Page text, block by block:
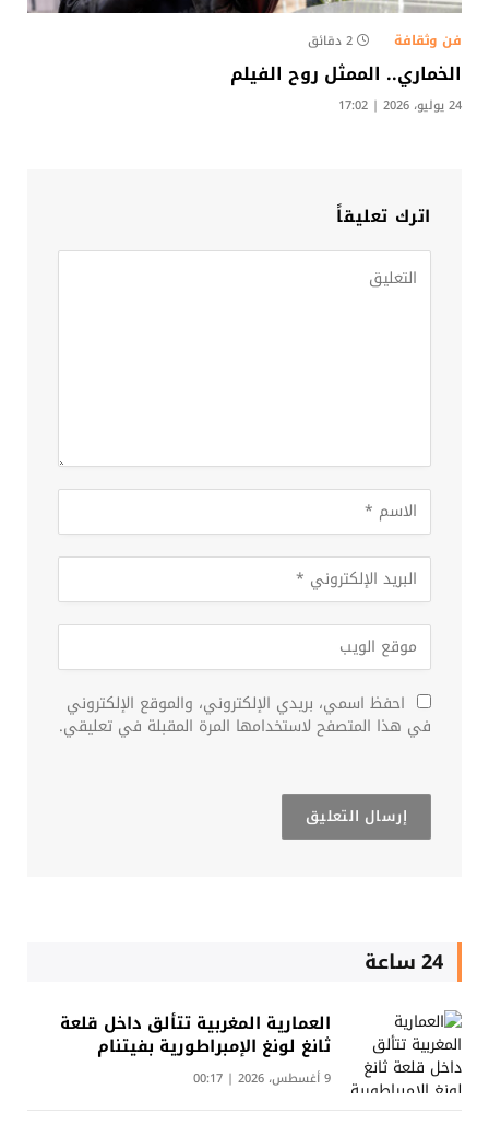
فن وثقافة 2 دقائق
الخماري.. الممثل روح الفيلم
24 يوليو، 2026 | 17:02
اترك تعليقاً
احفظ اسمي، بريدي الإلكتروني، والموقع الإلكتروني
في هذا المتصفح لاستخدامها المرة المقبلة في تعليقي.
24 ساعة
العمارية المغربية تتألق داخل قلعة
ثانغ لونغ الإمبراطورية بفيتنام
9 أغسطس، 2026 | 00:17